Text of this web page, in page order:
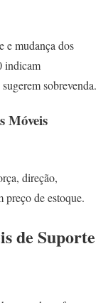
e mudança dos
indicam
sobrevenda.
Móveis
direção,
preço de estoque.
de Suporte